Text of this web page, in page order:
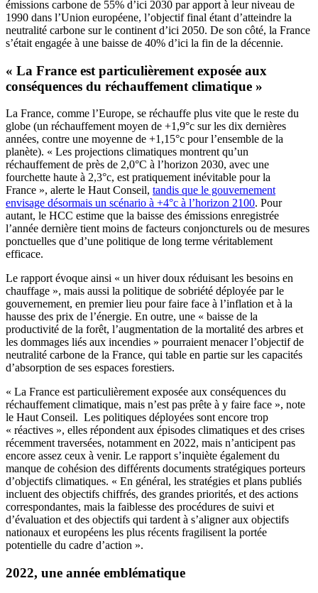
émissions carbone de 55% d’ici 2030 par apport à leur niveau de
1990 dans l’Union européene, l’objectif final étant d’atteindre la
neutralité carbone sur le continent d’ici 2050. De son côté, la France
s’était engagée à une baisse de 40% d’ici la fin de la décennie.
« La France est particulièrement exposée aux
conséquences du réchauffement climatique »
La France, comme l’Europe, se réchauffe plus vite que le reste du
globe (un réchauffement moyen de +1,9°c sur les dix dernières
années, contre une moyenne de +1,15°c pour l’ensemble de la
planète). « Les projections climatiques montrent qu’un
réchauffement de près de 2,0°C à l’horizon 2030, avec une
fourchette haute à 2,3°c, est pratiquement inévitable pour la
France », alerte le Haut Conseil, tandis que le gouvernement
envisage désormais un scénario à +4°c à l’horizon 2100. Pour
autant, le HCC estime que la baisse des émissions enregistrée
l’année dernière tient moins de facteurs conjoncturels ou de mesures
ponctuelles que d’une politique de long terme véritablement
efficace.
Le rapport évoque ainsi « un hiver doux réduisant les besoins en
chauffage », mais aussi la politique de sobriété déployée par le
gouvernement, en premier lieu pour faire face à l’inflation et à la
hausse des prix de l’énergie. En outre, une « baisse de la
productivité de la forêt, l’augmentation de la mortalité des arbres et
les dommages liés aux incendies » pourraient menacer l’objectif de
neutralité carbone de la France, qui table en partie sur les capacités
d’absorption de ses espaces forestiers.
« La France est particulièrement exposée aux conséquences du
réchauffement climatique, mais n’est pas prête à y faire face », note
le Haut Conseil. Les politiques déployées sont encore trop
« réactives », elles répondent aux épisodes climatiques et des crises
récemment traversées, notamment en 2022, mais n’anticipent pas
encore assez ceux à venir. Le rapport s’inquiète également du
manque de cohésion des différents documents stratégiques porteurs
d’objectifs climatiques. « En général, les stratégies et plans publiés
incluent des objectifs chiffrés, des grandes priorités, et des actions
correspondantes, mais la faiblesse des procédures de suivi et
d’évaluation et des objectifs qui tardent à s’aligner aux objectifs
nationaux et européens les plus récents fragilisent la portée
potentielle du cadre d’action ».
2022, une année emblématique